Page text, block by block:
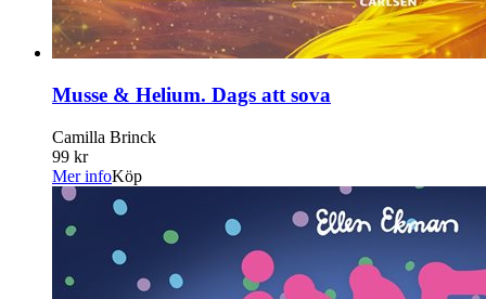
Musse & Helium. Dags att sova
Camilla Brinck
99 kr
Mer infoKöp